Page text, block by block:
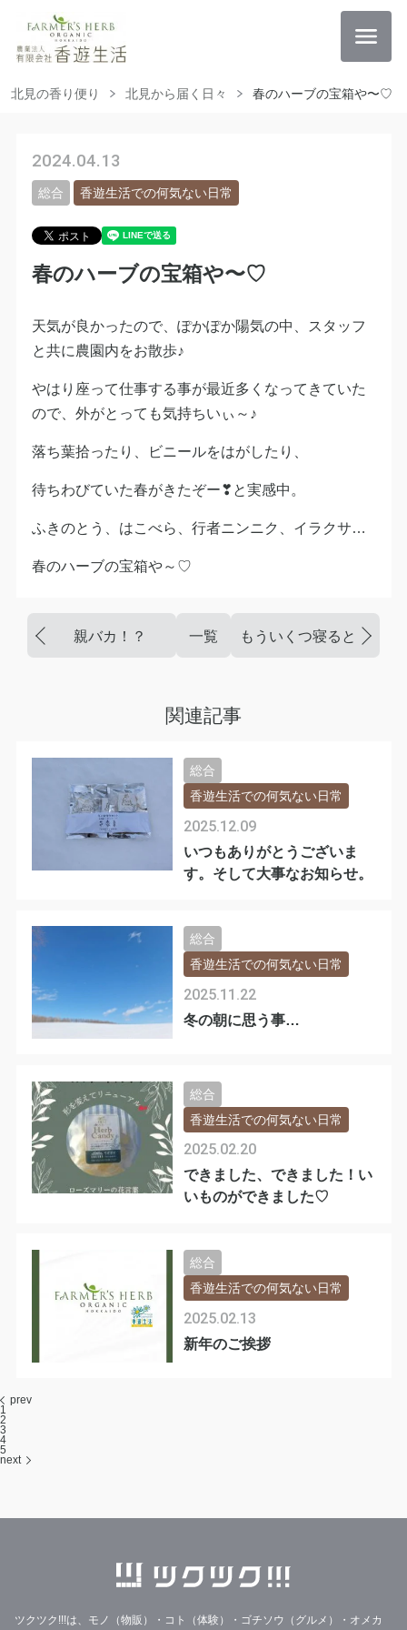
北見の香り便り 北見から届く日々 春のハーブの宝箱や〜♡
2024.04.13
総合 香遊生活での何気ない日常
春のハーブの宝箱や〜♡
天気が良かったので、ぽかぽか陽気の中、スタッフ
と共に農園内をお散歩♪
やはり座って仕事する事が最近多くなってきていた
ので、外がとっても気持ちいぃ～♪
落ち葉拾ったり、ビニールをはがしたり、
待ちわびていた春がきたぞー❣と実感中。
ふきのとう、はこべら、行者ニンニク、イラクサ…
春のハーブの宝箱や～♡
親バカ！？ 一覧 もういくつ寝ると春．．
関連記事
いつもありがとうございま
す。そして大事なお知らせ。
2025.12.09
総合
香遊生活での何気ない日常
冬の朝に思う事…
2025.11.22
総合
香遊生活での何気ない日常
できました、できました！い
いものができました♡
2025.02.20
総合
香遊生活での何気ない日常
新年のご挨拶
2025.02.13
総合
香遊生活での何気ない日常
prev
1
2
3
4
5
next
ツクツク!!!は、モノ（物販）・コト（体験）・ゴチソウ（グルメ）・オメカ